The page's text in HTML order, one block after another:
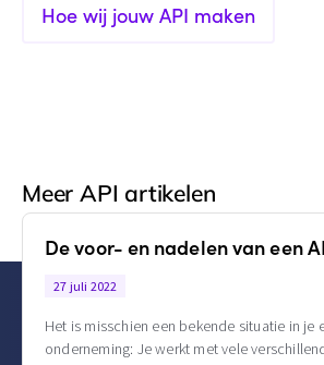
Hoe wij jouw API maken
Meer API artikelen
De voor- en nadelen van een
27 juli 2022
Het is misschien een bekende situatie in je
onderneming: Je werkt met vele